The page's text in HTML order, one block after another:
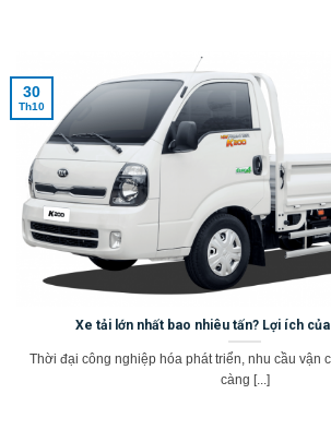
Xe tải lớn nhất bao nhiêu tấn? Lợi ích
Thời đại công nghiệp hóa phát triển, nhu cầu vận
càng [...]
30
Th10